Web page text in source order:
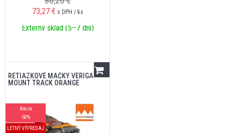
73,27 € s DPH / ks
Externý sklad (5–7 dní)
RETIAZKOVÉ MAČKY VERIGA
MOUNT TRACK ORANGE
Akcia
-50%
LETNÝ VÝPREDAJ